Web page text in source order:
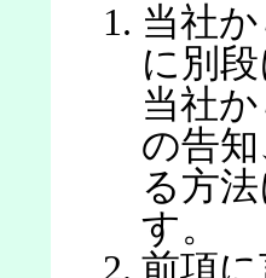
当社
に別
当社
の告
る方
す。
前項